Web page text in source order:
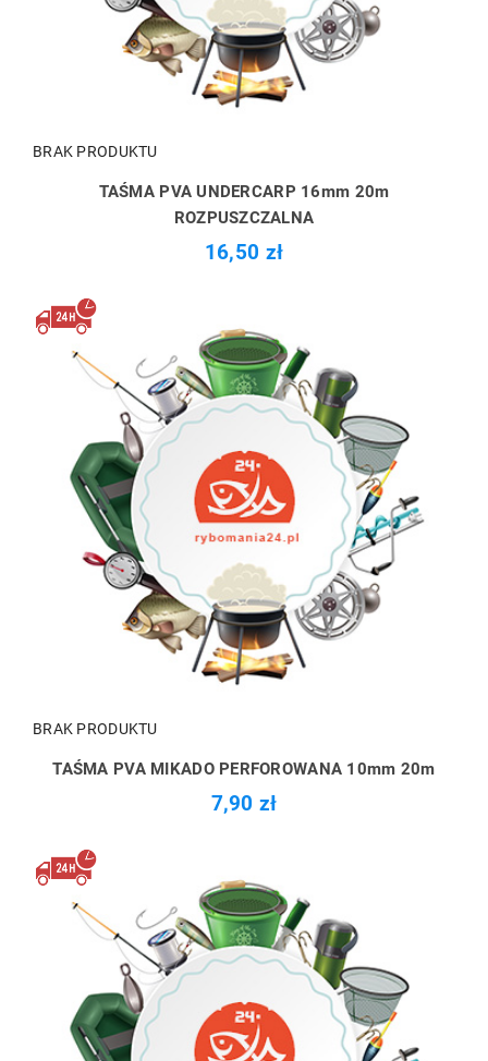
BRAK PRODUKTU
TAŚMA PVA UNDERCARP 16mm 20m
ROZPUSZCZALNA
16,50 zł
BRAK PRODUKTU
TAŚMA PVA MIKADO PERFOROWANA 10mm 20m
7,90 zł